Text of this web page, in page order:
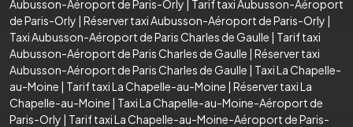
Aubusson-Aéroport de Paris-Orly | Tarif taxi Aubusson-Aéroport
de Paris-Orly | Réserver taxi Aubusson-Aéroport de Paris-Orly |
Taxi Aubusson-Aéroport de Paris Charles de Gaulle | Tarif taxi
Aubusson-Aéroport de Paris Charles de Gaulle | Réserver taxi
Aubusson-Aéroport de Paris Charles de Gaulle | Taxi La Chapelle-
au-Moine | Tarif taxi La Chapelle-au-Moine | Réserver taxi La
Chapelle-au-Moine | Taxi La Chapelle-au-Moine-Aéroport de
Paris-Orly | Tarif taxi La Chapelle-au-Moine-Aéroport de Paris-